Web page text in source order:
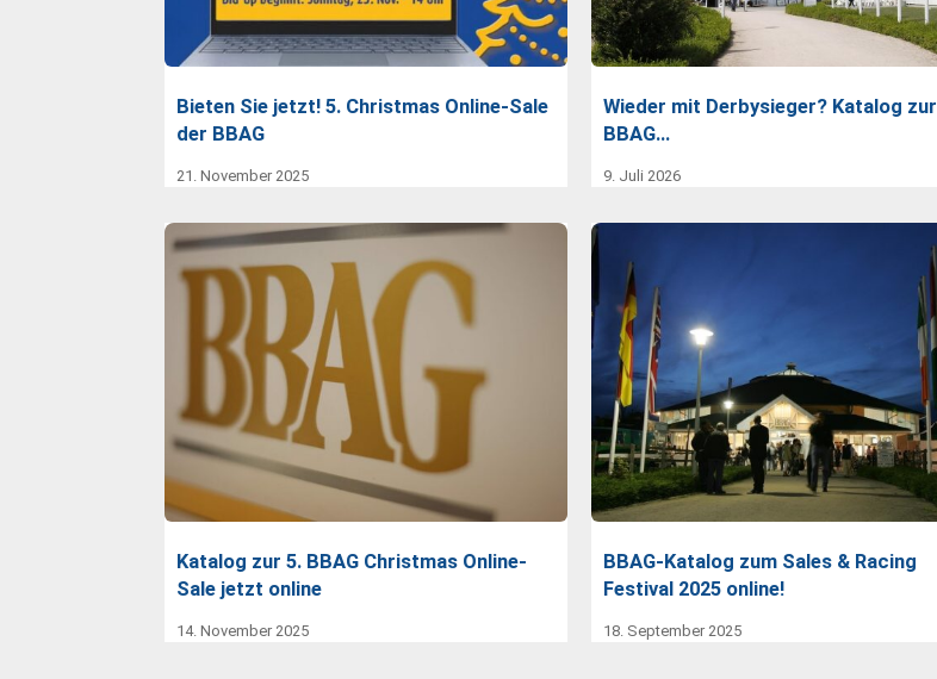
Bieten Sie jetzt! 5. Christmas Online-Sale
der BBAG
21. November 2025
Wieder mit Derbysieger? Katalog zur
BBAG…
9. Juli 2026
Katalog zur 5. BBAG Christmas Online-
Sale jetzt online
14. November 2025
BBAG-Katalog zum Sales & Racing
Festival 2025 online!
18. September 2025